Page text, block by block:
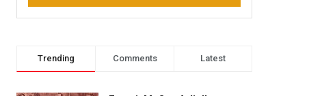
Trending Comments Latest